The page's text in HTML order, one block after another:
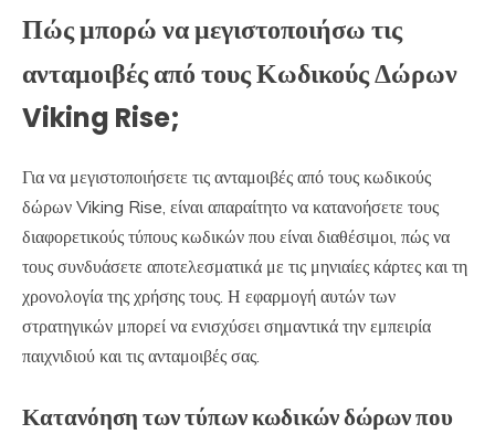
Πώς μπορώ να μεγιστοποιήσω τις
ανταμοιβές από τους Κωδικούς Δώρων
Viking Rise;
Για να μεγιστοποιήσετε τις ανταμοιβές από τους κωδικούς
δώρων Viking Rise, είναι απαραίτητο να κατανοήσετε τους
διαφορετικούς τύπους κωδικών που είναι διαθέσιμοι, πώς να
τους συνδυάσετε αποτελεσματικά με τις μηνιαίες κάρτες και τη
χρονολογία της χρήσης τους. Η εφαρμογή αυτών των
στρατηγικών μπορεί να ενισχύσει σημαντικά την εμπειρία
παιχνιδιού και τις ανταμοιβές σας.
Κατανόηση των τύπων κωδικών δώρων που